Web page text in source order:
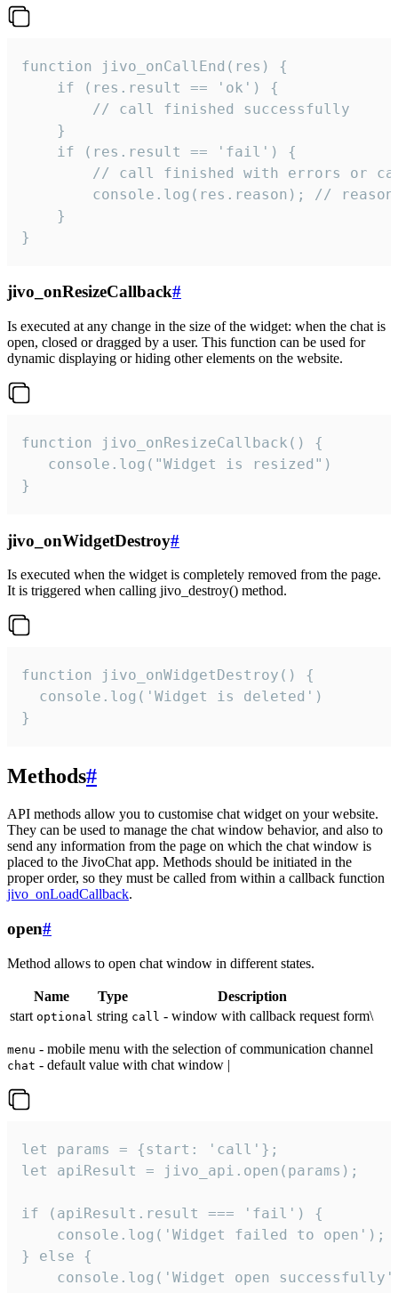
function jivo_onCallEnd(res) {
    if (res.result == 'ok') {
        // call finished successfully
    }
    if (res.result == 'fail') {
// call finished with errors or
console.log(res.reason); //
    }
}
jivo_onResizeCallback#
Is executed at any change in the size of the widget: when the chat is
open, closed or dragged by a user. This function can be used for
dynamic displaying or hiding other elements on the website.
function jivo_onResizeCallback() {
   console.log("Widget is resized")
}
jivo_onWidgetDestroy#
Is executed when the widget is completely removed from the page.
It is triggered when calling jivo_destroy() method.
function jivo_onWidgetDestroy() {
  console.log('Widget is deleted')
}
Methods#
API methods allow you to customise chat widget on your website.
They can be used to manage the chat window behavior, and also to
send any information from the page on which the chat window is
placed to the JivoChat app. Methods should be initiated in the
proper order, so they must be called from within a callback function
jivo_onLoadCallback.
open#
Method allows to open chat window in different states.
Name Type
Description
start optional string call - window with callback request form\
menu - mobile menu with the selection of communication channel
chat - default value with chat window |
let params = {start: 'call'};
let apiResult = jivo_api.open(params);
if (apiResult.result === 'fail') {
    console.log('Widget failed to open');
} else {
console.log('Widget open